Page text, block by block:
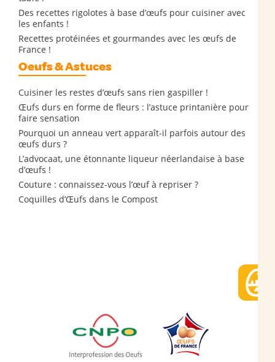
Des recettes rigolotes à base d’œufs pour cuisiner avec
les enfants !
Recettes protéinées et gourmandes avec les œufs de
France !
Oeufs & Astuces
Cuisiner les restes d’œufs sans rien gaspiller !
Œufs durs en forme de fleurs : l’astuce printanière pour
faire sensation
Pourquoi un anneau vert apparaît-il parfois autour des
œufs durs ?
L’advocaat, une étonnante liqueur néerlandaise à base
d’œufs !
Couture : connaissez-vous l’œuf à repriser ?
Coquilles d’Œufs dans le Compost